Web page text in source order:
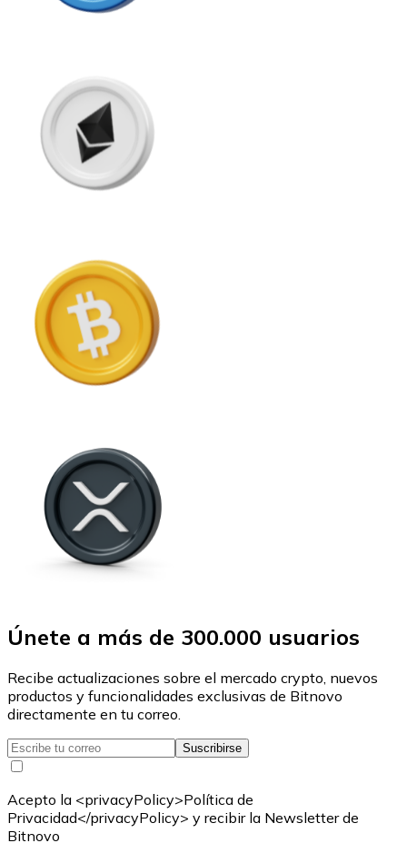
Únete a más de 300.000 usuarios
Recibe actualizaciones sobre el mercado crypto, nuevos
productos y funcionalidades exclusivas de Bitnovo
directamente en tu correo.
Suscribirse
Acepto la <privacyPolicy>Política de
Privacidad</privacyPolicy> y recibir la Newsletter de
Bitnovo